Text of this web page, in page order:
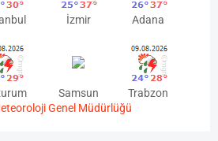
İzmir Adana
Samsun
Trabzon
Genel Müdürlüğü